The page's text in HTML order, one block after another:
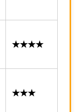
★★★★
★★★